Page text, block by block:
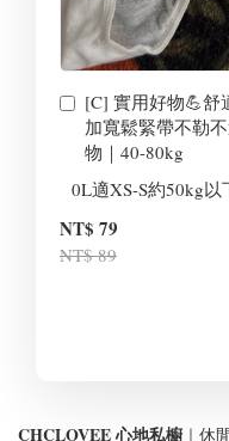
[C] 實用好物💪舒
加寬鬆緊帶不勒
物｜40-80kg
NT$ 79
NT$ 89
CHCLOVEE 心地私櫥 ｜休